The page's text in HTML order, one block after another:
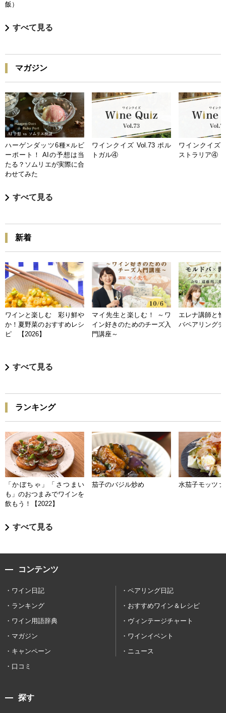
飯）
すべて見る
マガジン
ハーゲンダッツ6種×ルビ
ーポート！ AIの予想は当
たる？ソムリエが実際に合
わせてみた
ワインクイズ Vol.73 ポル
トガル④
ワインクイズ
ストラリア④
すべて見る
新着
ワインと楽しむ 彩り鮮や
か！夏野菜のおすすめレシ
ピ 【2026】
マイ先生と楽しむ！ ～ワ
イン好きのためのチーズ入
門講座～
エレナ講師と
バペアリングデ
すべて見る
ランキング
「かぼちゃ」「さつまい
も」のおつまみでワインを
飲もう！【2022】
茄子のバジル炒め 水茄子モッツァ
すべて見る
コンテンツ
ワイン日記
ペアリング日記
ランキング
おすすめワイン＆レシピ
ワイン用語辞典
ヴィンテージチャート
マガジン
ワインイベント
キャンペーン
ニュース
口コミ
探す